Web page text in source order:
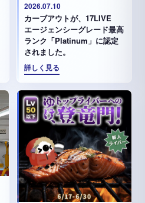
2026.07.10
カーブアウトが、17LIVE
エージェンシーグレード最高
ランク「Platinum」に認定
されました。
詳しく見る